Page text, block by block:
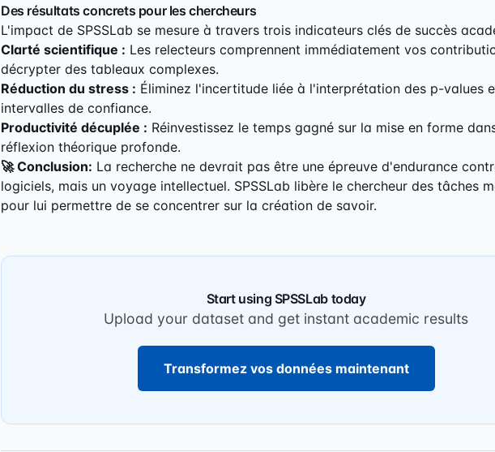
Des résultats concrets pour les chercheurs
L'impact de SPSSLab se mesure à travers trois indicateurs clés de succès
Clarté scientifique : Les relecteurs comprennent immédiatement vos
décrypter des tableaux complexes.
Réduction du stress : Éliminez l'incertitude liée à l'interprétation des p-values
intervalles de confiance.
Productivité décuplée : Réinvestissez le temps gagné sur la mise en forme
réflexion théorique profonde.
🚀 Conclusion: La recherche ne devrait pas être une épreuve d'endurance
logiciels, mais un voyage intellectuel. SPSSLab libère le chercheur des tâches
pour lui permettre de se concentrer sur la création de savoir.
Start using SPSSLab today
Upload your dataset and get instant academic results
Transformez vos données maintenant